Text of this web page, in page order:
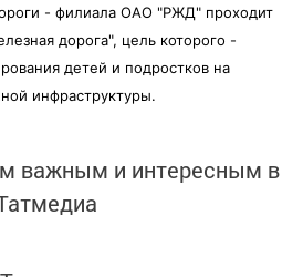
- филиала ОАО "РЖД" проходит
дорога", цель которого -
детей и подростков на
инфраструктуры.
важным и интересным в